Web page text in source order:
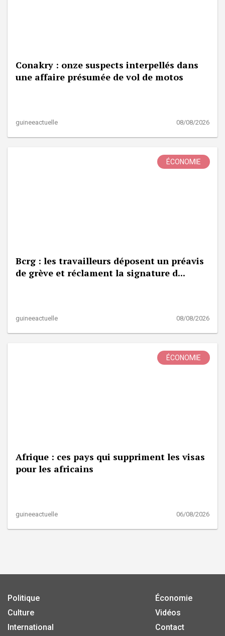
Conakry : onze suspects interpellés dans
une affaire présumée de vol de motos
guineeactuelle 08/08/2026
ÉCONOMIE
Bcrg : les travailleurs déposent un préavis
de grève et réclament la signature d...
guineeactuelle 08/08/2026
ÉCONOMIE
Afrique : ces pays qui suppriment les visas
pour les africains
guineeactuelle 06/08/2026
Politique
Culture
International
Économie
Vidéos
Contact